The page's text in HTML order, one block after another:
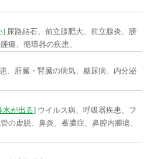
] 尿路結石、前立腺肥大、前立腺炎、膀
瘍、循環器の疾患、
、肝臓・腎臓の病気、糖尿病、内分泌
水が出る] ウイルス病、呼吸器疾患、フ
の虚脱、鼻炎、蓄膿症、鼻腔内腫瘍、